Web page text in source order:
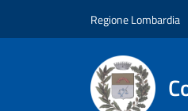
Regione Lombardia